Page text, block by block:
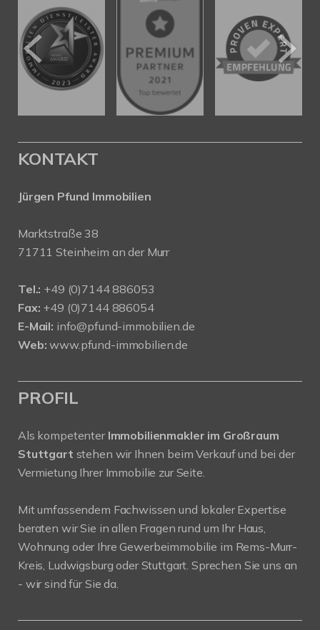
KONTAKT
Jürgen Pfund Immobilien
Marktstraße 38
71711 Steinheim an der Murr
Tel.: +49 (0)7144 886053
Fax: +49 (0)7144 886054
E-Mail: info@pfund-immobilien.de
Web: www.pfund-immobilien.de
PROFIL
Als kompetenter Immobilienmakler im Großraum
Stuttgart stehen wir Ihnen beim Verkauf und bei der
Vermietung Ihrer Immobilie zur Seite.
Mit umfassendem Fachwissen und lokaler Expertise
beraten wir Sie in allen Fragen rund um Ihr Haus,
Wohnung oder Ihre Gewerbeimmobilie im Rems-Murr-
Kreis, Ludwigsburg oder Stuttgart. Sprechen Sie uns an
- wir sind für Sie da.